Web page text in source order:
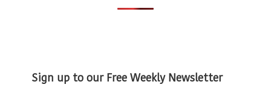
Sign up to our Free Weekly Newsletter